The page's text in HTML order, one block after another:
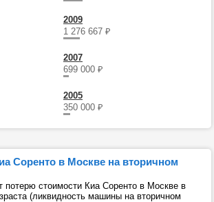
2009
1 276 667 ₽
2007
699 000 ₽
2005
350 000 ₽
Соренто в Москве на вторичном
потерю стоимости Киа Соренто в Москве в
(ликвидность машины на вторичном